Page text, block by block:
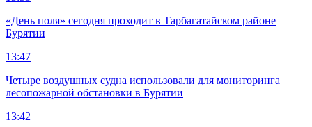
«День поля» сегодня проходит в Тарбагатайском районе
Бурятии
13:47
Четыре воздушных судна использовали для мониторинга
лесопожарной обстановки в Бурятии
13:42